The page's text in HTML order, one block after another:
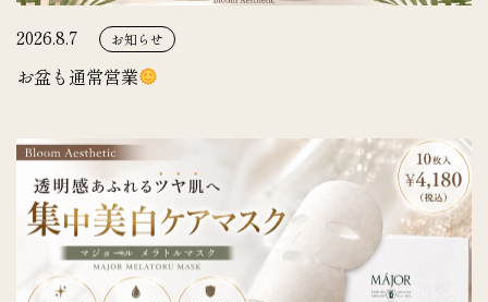
2026.8.7 お知らせ
お盆も通常営業